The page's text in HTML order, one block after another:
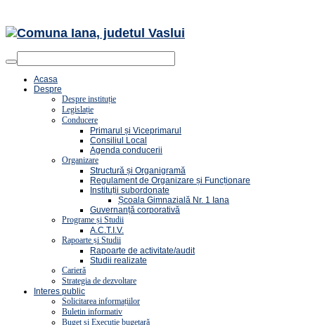
Acasa
Despre
Despre instituție
Legislație
Conducere
Primarul și Viceprimarul
Consiliul Local
Agenda conducerii
Organizare
Structură și Organigramă
Regulament de Organizare și Funcționare
Instituții subordonate
Școala Gimnazială Nr. 1 Iana
Guvernanță corporativă
Programe și Studii
A.C.T.I.V.
Rapoarte și Studii
Rapoarte de activitate/audit
Studii realizate
Carieră
Strategia de dezvoltare
Interes public
Solicitarea informațiilor
Buletin informativ
Buget și Execuție bugetară